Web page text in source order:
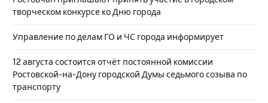
творческом конкурсе ко Дню города
Управление по делам ГО и ЧС города информирует
12 августа состоится отчёт постоянной комиссии
Ростовской-на-Дону городской Думы седьмого созыва по
транспорту